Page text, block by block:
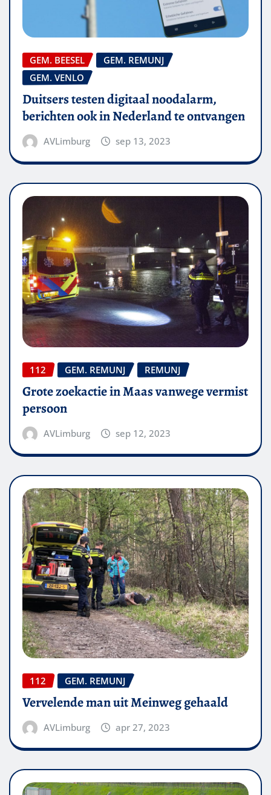
GEM. BEESEL
GEM. REMUNJ
GEM. VENLO
Duitsers testen digitaal noodalarm,
berichten ook in Nederland te ontvangen
AVLimburg sep 13, 2023
112 GEM. REMUNJ REMUNJ
Grote zoekactie in Maas vanwege vermist
persoon
AVLimburg sep 12, 2023
112 GEM. REMUNJ
Vervelende man uit Meinweg gehaald
AVLimburg apr 27, 2023